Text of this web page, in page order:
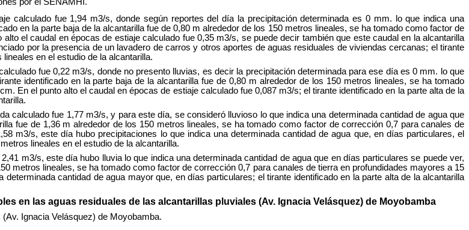
calculado fue 1,94 m3/s, donde según reportes del día la precipitación determinada es 0 mm. lo que indica una
en la parte baja de la alcantarilla fue de 0,80 m alrededor de los 150 metros lineales, se ha tomado como factor de
el caudal en épocas de estiaje calculado fue 0,35 m3/s, se puede decir también que este caudal en la alcantarilla
por la presencia de un lavadero de carros y otros aportes de aguas residuales de viviendas cercanas; el tirante
en el estudio de la alcantarilla.
fue 0,22 m3/s, donde no presento lluvias, es decir la precipitación determinada para ese día es 0 mm. lo que
identificado en la parte baja de la alcantarilla fue de 0,80 m alrededor de los 150 metros lineales, se ha tomado
En el punto alto el caudal en épocas de estiaje calculado fue 0,087 m3/s; el tirante identificado en la parte alta de la
calculado fue 1,77 m3/s, y para este día, se consideró lluvioso lo que indica una determinada cantidad de agua que
fue de 1,36 m alrededor de los 150 metros lineales, se ha tomado como factor de corrección 0,7 para canales de
m3/s, este día hubo precipitaciones lo que indica una determinada cantidad de agua que, en días particulares, el
lineales en el estudio de la alcantarilla.
m3/s, este día hubo lluvia lo que indica una determinada cantidad de agua que en días particulares se puede ver,
metros lineales, se ha tomado como factor de corrección 0,7 para canales de tierra en profundidades mayores a 15
cantidad de agua mayor que, en días particulares; el tirante identificado en la parte alta de la alcantarilla
en las aguas residuales de las alcantarillas pluviales (Av. Ignacia Velásquez) de Moyobamba
Ignacia Velásquez) de Moyobamba.